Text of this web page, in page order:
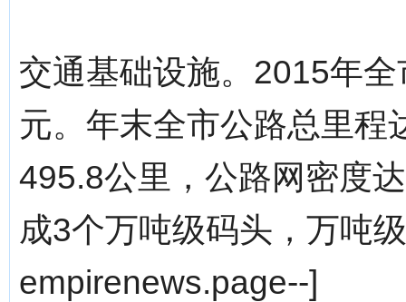
交通基础设施。2015年
元。年末全市公路总里程
495.8公里，公路网密度
成3个万吨级码头，万吨
empirenews.page--]